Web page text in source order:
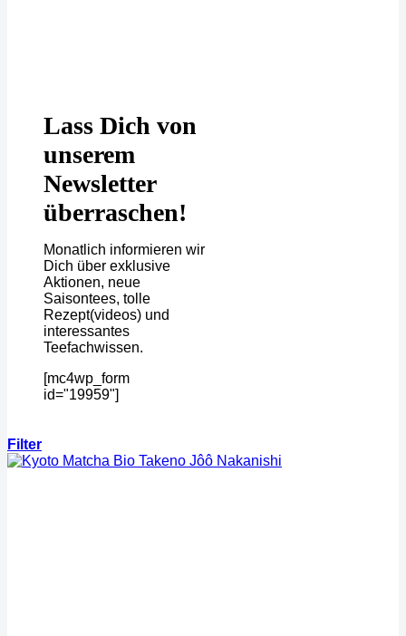
Lass Dich von
unserem
Newsletter
überraschen!
Monatlich informieren wir
Dich über exklusive
Aktionen, neue
Saisontees, tolle
Rezept(videos) und
interessantes
Teefachwissen.
[mc4wp_form
id="19959"]
Filter